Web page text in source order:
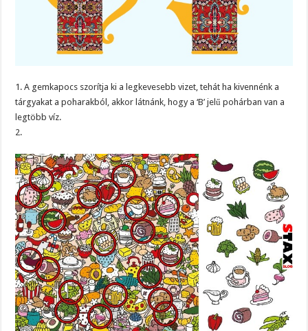
1. A gemkapocs szorítja ki a legkevesebb vizet, tehát ha kivennénk a
tárgyakat a poharakból, akkor látnánk, hogy a ‘B’ jelű pohárban van a
legtöbb víz.
2.